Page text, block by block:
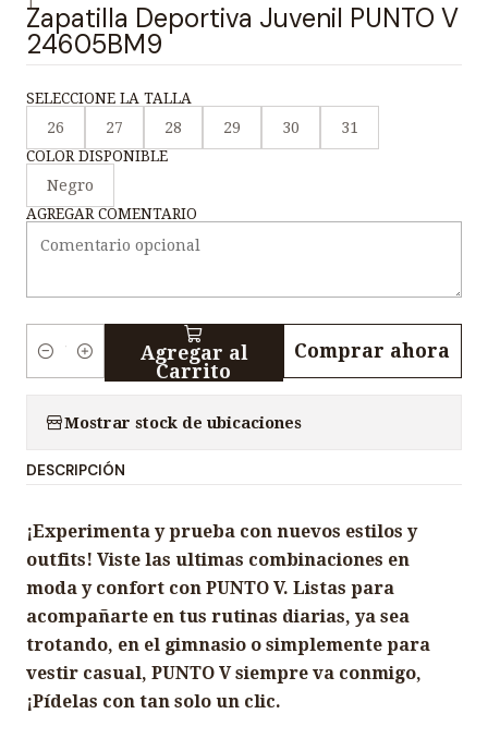
Zapatilla Deportiva Juvenil PUNTO V
24605BM9
SELECCIONE LA TALLA
26
27 28 29 30
31
COLOR DISPONIBLE
Negro
AGREGAR COMENTARIO
i
a
d
Agregar al
Carrito
Comprar ahora
Mostrar stock de ubicaciones
DESCRIPCIÓN
¡Experimenta y prueba con nuevos estilos y
outfits! Viste las ultimas combinaciones en
moda y confort con PUNTO V. Listas para
acompañarte en tus rutinas diarias, ya sea
trotando, en el gimnasio o simplemente para
vestir casual, PUNTO V siempre va conmigo,
¡Pídelas con tan solo un clic.